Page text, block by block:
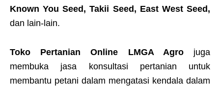
Known You Seed, Takii Seed, East West Seed,
dan lain-lain.
Toko Pertanian Online LMGA Agro juga
membuka jasa konsultasi pertanian untuk
membantu petani dalam mengatasi kendala dalam